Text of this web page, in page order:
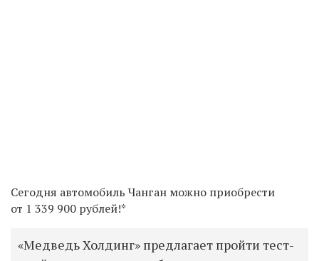
Сегодня автомобиль Чанган можно приобрести
от 1 339 900 рублей!*
«Медведь Холдинг» предлагает пройти тест-